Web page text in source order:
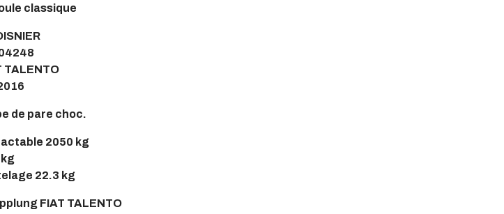
classique
de pare choc.
2050 kg
kg
22.3 kg
FIAT TALENTO